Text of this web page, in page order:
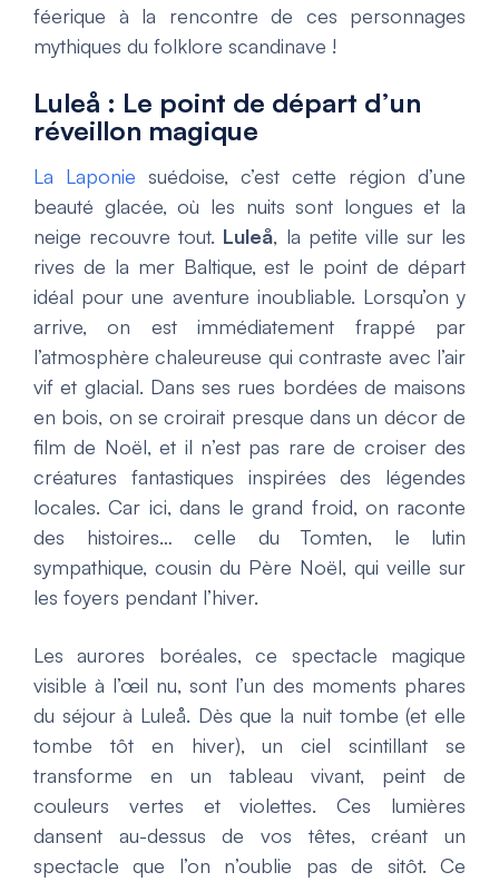
féerique à la rencontre de ces personnages
mythiques du folklore scandinave !
Luleå : Le point de départ d’un
réveillon magique
La Laponie suédoise, c’est cette région d’une
beauté glacée, où les nuits sont longues et la
neige recouvre tout. Luleå, la petite ville sur les
rives de la mer Baltique, est le point de départ
idéal pour une aventure inoubliable. Lorsqu’on y
arrive, on est immédiatement frappé par
l’atmosphère chaleureuse qui contraste avec l’air
vif et glacial. Dans ses rues bordées de maisons
en bois, on se croirait presque dans un décor de
film de Noël, et il n’est pas rare de croiser des
créatures fantastiques inspirées des légendes
locales. Car ici, dans le grand froid, on raconte
des histoires… celle du Tomten, le lutin
sympathique, cousin du Père Noël, qui veille sur
les foyers pendant l’hiver.
Les aurores boréales, ce spectacle magique
visible à l’œil nu, sont l’un des moments phares
du séjour à Luleå. Dès que la nuit tombe (et elle
tombe tôt en hiver), un ciel scintillant se
transforme en un tableau vivant, peint de
couleurs vertes et violettes. Ces lumières
dansent au-dessus de vos têtes, créant un
spectacle que l’on n’oublie pas de sitôt. Ce